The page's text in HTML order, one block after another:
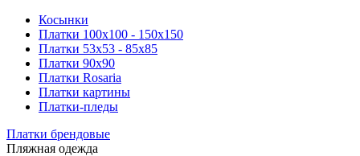
Косынки
Платки 100х100 - 150х150
Платки 53х53 - 85х85
Платки 90х90
Платки Rosaria
Платки картины
Платки-пледы
Платки брендовые
Пляжная одежда